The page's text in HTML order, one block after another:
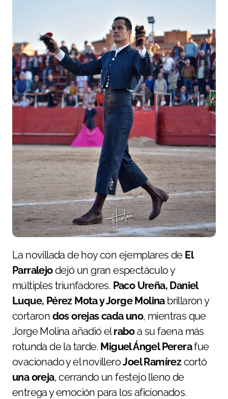
La novillada de hoy con ejemplares de El
Parralejodejó un gran espectáculo y
múltiples triunfadores. Paco Ureña, Daniel
Luque, Pérez Mota y Jorge Molinabrillaron y
cortaron dos orejas cada uno, mientras que
Jorge Molina añadió elraboa su faena más
rotunda de la tarde. Miguel Ángel Pererafue
ovacionado y el novilleroJoel Ramírezcortó
una oreja, cerrando un festejo lleno de
entrega y emoción para los aficionados.